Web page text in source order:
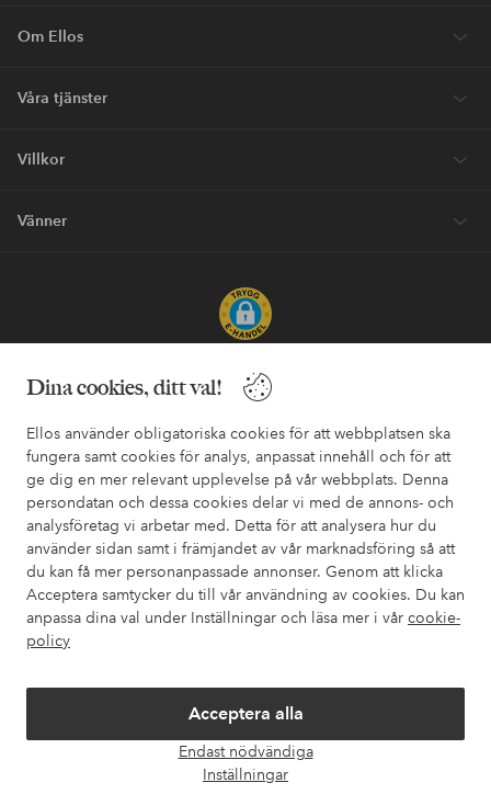
Dina cookies, ditt val!
Ellos använder obligatoriska cookies för att webbplatsen ska
fungera samt cookies för analys, anpassat innehåll och för att
ge dig en mer relevant upplevelse på vår webbplats. Denna
persondatan och dessa cookies delar vi med de annons- och
analysföretag vi arbetar med. Detta för att analysera hur du
använder sidan samt i främjandet av vår marknadsföring så att
du kan få mer personanpassade annonser. Genom att klicka
Acceptera samtycker du till vår användning av cookies. Du kan
anpassa dina val under Inställningar och läsa mer i vår cookie-
policy
Acceptera alla
Endast nödvändiga
Inställningar
Om Ellos
Våra tjänster
Villkor
Vänner
Säkra betalningar - Betala direkt eller dela upp
Vill du veta mer om
våra betalalternativ
elpy elpy
Sverige - Välj land
Facebook Instagram Pinterest Youtube